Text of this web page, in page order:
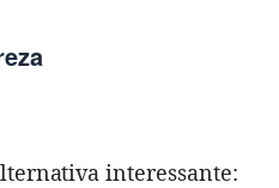
interessante: